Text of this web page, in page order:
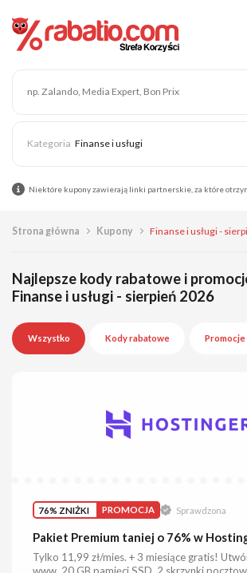
Finanse i usługi
Niektóre kupony zawierają linki partnerskie, za które
Strona główna Kupony Finanse i usługi -
Najlepsze kody rabatowe i
Finanse i usługi - sierpień 2026
Wszystko Kody rabatowe Promocje
76% ZNIŻKI PROMOCJA Sprawdzona
Pakiet Premium taniej o 76% w
Tylko 11,99 zł/mies. + 3 miesiące gratis!
www, 20 GB pamięci SSD, 2 skrzynki